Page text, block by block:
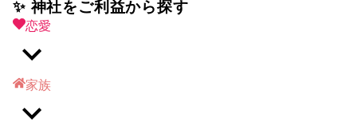
✨ 神社をご利益から探す
恋愛
家族